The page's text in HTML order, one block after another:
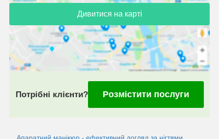
Дивитися на карті
Потрібні клієнти? Розмістити послуги
Апаратний манікюр - ефективний догляд за нігтями